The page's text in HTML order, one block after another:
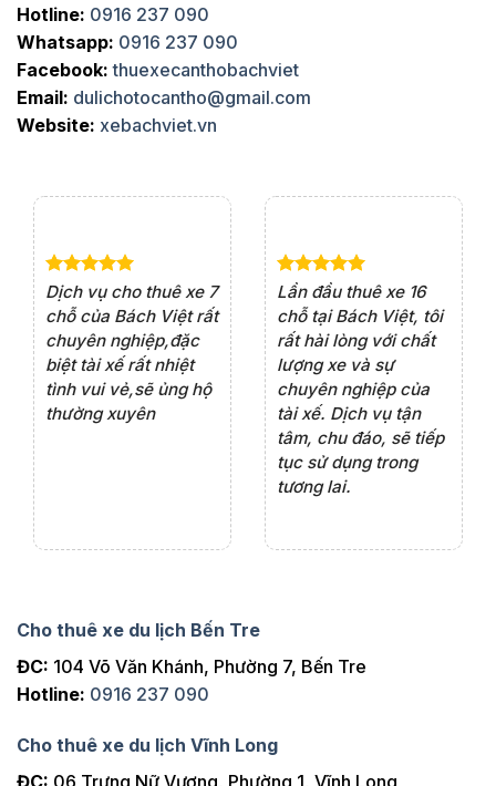
Hotline: 0916 237 090
Whatsapp: 0916 237 090
Facebook: thuexecanthobachviet
Email: dulichotocantho@gmail.com
Website: xebachviet.vn
Dịch vụ cho thuê xe 7
chỗ của Bách Việt rất
chuyên nghiệp,đặc
biệt tài xế rất nhiệt
tình vui vẻ,sẽ ủng hộ
thường xuyên
Lần đầu thuê xe 16
chỗ tại Bách Việt, tôi
rất hài lòng với chất
lượng xe và sự
chuyên nghiệp của
tài xế. Dịch vụ tận
tâm, chu đáo, sẽ tiếp
tục sử dụng trong
tương lai.
Cho thuê xe du lịch Bến Tre
ĐC: 104 Võ Văn Khánh, Phường 7, Bến Tre
Hotline: 0916 237 090
Cho thuê xe du lịch Vĩnh Long
ĐC: 06 Trưng Nữ Vương, Phường 1, Vĩnh Long